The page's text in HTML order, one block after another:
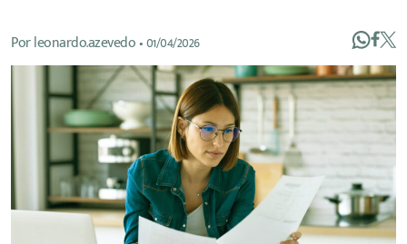
Porleonardo.azevedo•01/04/2026